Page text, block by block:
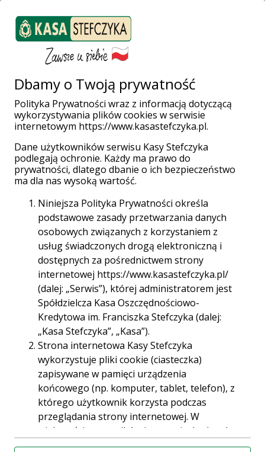
Weź pożyczkę
Załóż konto
Chcemy być
blisko ludzi
Nie od dziś wiadomo, że Kasa Stefczyka dba o
swoich Członków i z zaangażowaniem realizuje
społeczne cele odpowiedzialności w biznesie.
Udowadniają nam to pracownicy placówki w
Rabce-Zdroju, prowadząc wiele akcji, dzięki
którym każdy z nas może poczuć się wyjątkowo.
23:30 21.06.2014 r.
13 maja przed placówką przy ul. Orkana 17 pracownicy
Kasy rozdawali wszystkim zielone baloniki, częstowali
słodkościami, w tym słynnymi już krówkami,
przygotowali dla chętnych małe upominki promocyjne.
Każdy mógł zapytać o najnowsze produkty Kasy, a
pracownicy z uśmiechem wyjaśniali wszystkie „zawiłości
bankowe”.
Dbamy o Twoją prywatność
Polityka Prywatności wraz z informacją dotyczącą
wykorzystywania plików cookies w serwisie
internetowym https://www.kasastefczyka.pl.
Dane użytkowników serwisu Kasy Stefczyka
podlegają ochronie. Każdy ma prawo do
prywatności, dlatego dbanie o ich bezpieczeństwo
ma dla nas wysoką wartość.
Niniejsza Polityka Prywatności określa
podstawowe zasady przetwarzania danych
osobowych związanych z korzystaniem z
usług świadczonych drogą elektroniczną i
dostępnych za pośrednictwem strony
internetowej https://www.kasastefczyka.pl/
(dalej: „Serwis”), której administratorem jest
Spółdzielcza Kasa Oszczędnościowo-
Kredytowa im. Franciszka Stefczyka (dalej:
„Kasa Stefczyka”, „Kasa”).
Strona internetowa Kasy Stefczyka
wykorzystuje pliki cookie (ciasteczka)
zapisywane w pamięci urządzenia
końcowego (np. komputer, tablet, telefon), z
którego użytkownik korzysta podczas
przeglądania strony internetowej. W
większości przypadków jest to niezbędne do
prawidłowego działania strony. Ciasteczka